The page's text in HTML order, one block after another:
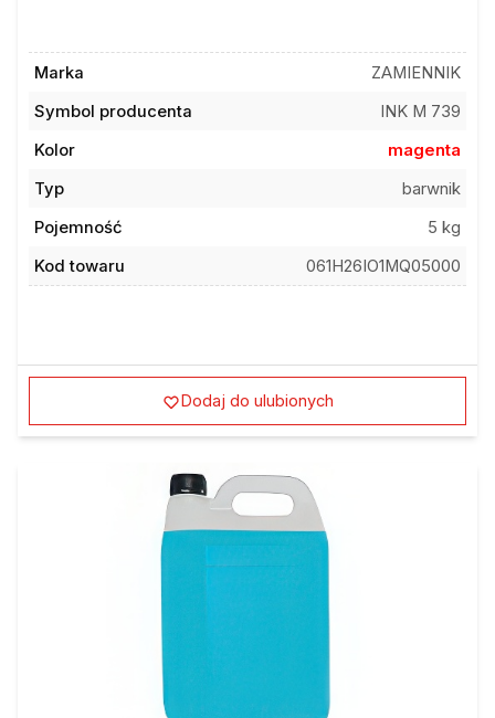
Marka
ZAMIENNIK
Symbol producenta
INK M 739
Kolor
magenta
Typ
barwnik
Pojemność
5 kg
Kod towaru
061H26IO1MQ05000
Dodaj do ulubionych